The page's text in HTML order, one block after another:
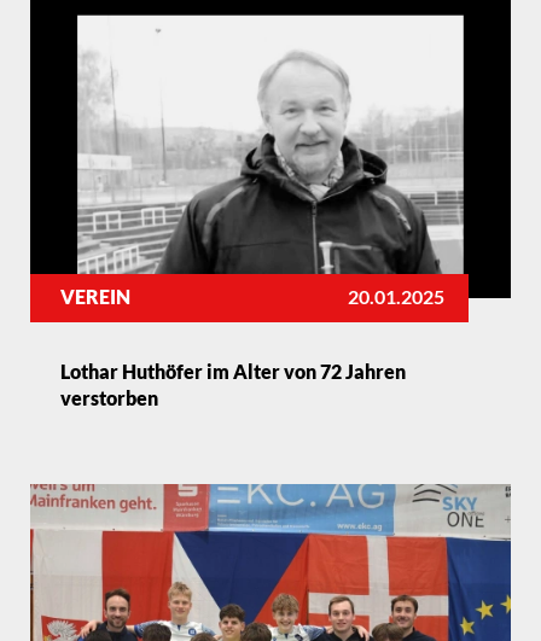
Lothar Huthöfer im Alter von 72 Jahren
verstorben
VEREIN 20.01.2025